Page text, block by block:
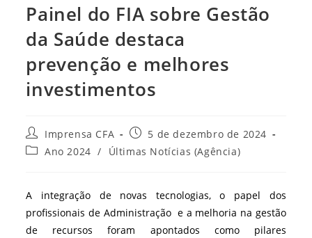
Painel do FIA sobre Gestão
da Saúde destaca
prevenção e melhores
investimentos
Autor
do
post:
Imprensa CFA
Post
publicado:
5 de dezembro de 2024
Categoria
Ano 2024 / Últimas Notícias (Agência)
A integração de novas tecnologias, o papel dos
profissionais de Administração e a melhoria na gestão
de recursos foram apontados como pilares